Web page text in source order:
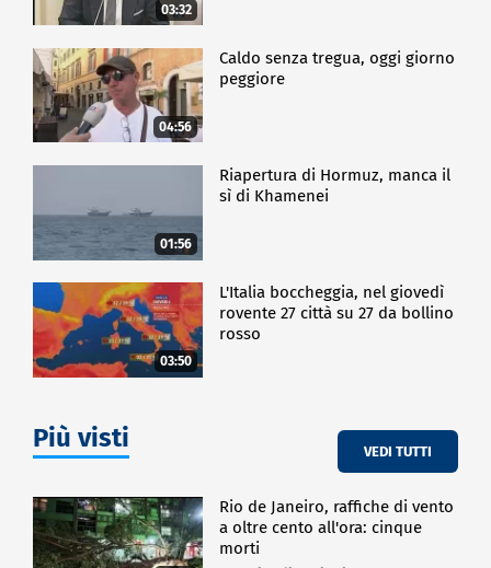
03:32
04:56
Caldo senza tregua, oggi giorno
peggiore
01:56
Riapertura di Hormuz, manca il
sì di Khamenei
03:50
L'Italia boccheggia, nel giovedì
rovente 27 città su 27 da bollino
rosso
Più visti VEDI TUTTI
Rio de Janeiro, raffiche di vento
a oltre cento all'ora: cinque
morti